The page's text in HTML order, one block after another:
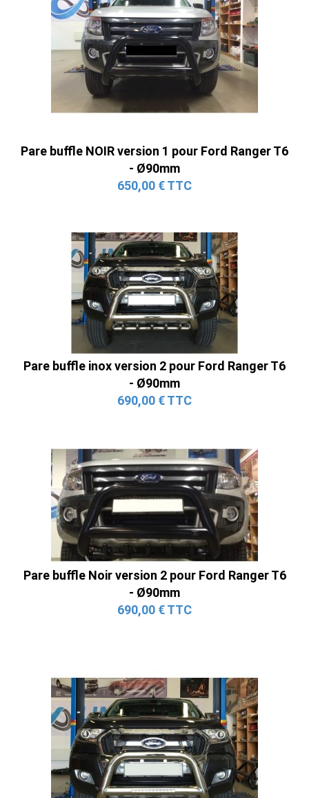
Pare buffle NOIR version 1 pour Ford Ranger T6
- Ø90mm
650,00 € TTC
Pare buffle inox version 2 pour Ford Ranger T6
- Ø90mm
690,00 € TTC
Pare buffle Noir version 2 pour Ford Ranger T6
- Ø90mm
690,00 € TTC